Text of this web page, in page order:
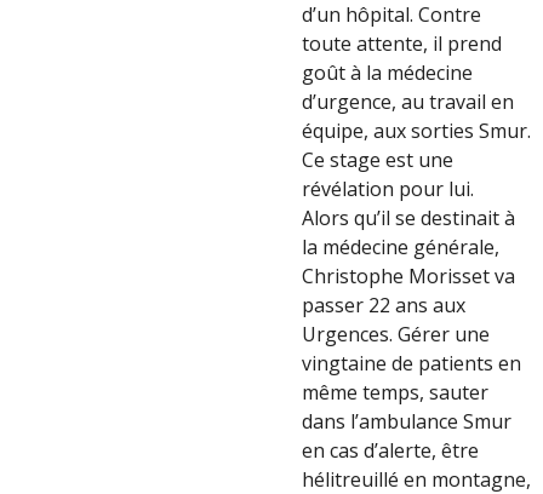
d’un hôpital. Contre
toute attente, il prend
goût à la médecine
d’urgence, au travail en
équipe, aux sorties Smur.
Ce stage est une
révélation pour lui.
Alors qu’il se destinait à
la médecine générale,
Christophe Morisset va
passer 22 ans aux
Urgences. Gérer une
vingtaine de patients en
même temps, sauter
dans l’ambulance Smur
en cas d’alerte, être
hélitreuillé en montagne,